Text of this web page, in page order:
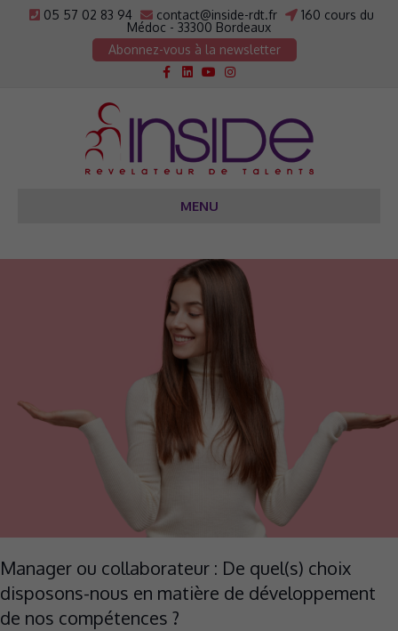
05 57 02 83 94 contact@inside-rdt.fr
160 cours du
Médoc - 33300 Bordeaux
Abonnez-vous à la newsletter
Facebook
LinkedinYoutube
Instagram
MENU
Manager ou collaborateur : De quel(s) choix
disposons-nous en matière de développement
de nos compétences ?